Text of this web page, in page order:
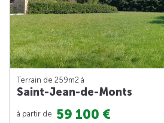
Terrain de 259m2 à
Saint-Jean-de-Monts
à partir de 59 100 €